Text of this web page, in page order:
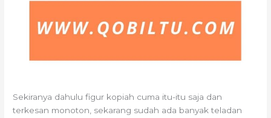
Sekiranya dahulu figur kopiah cuma itu-itu saja dan
terkesan monoton, sekarang sudah ada banyak teladan